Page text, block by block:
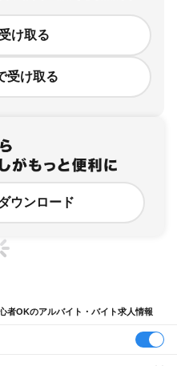
け取る
受け取る
ウンロード
者OKのアルバイト・バイト求人情報